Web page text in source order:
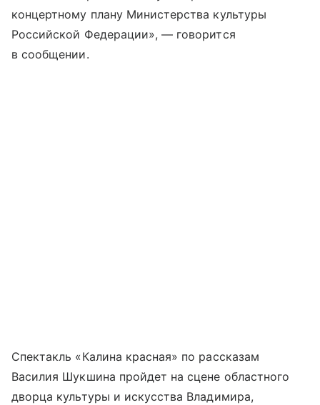
концертному плану Министерства культуры
Российской Федерации», — говорится
в сообщении.
Спектакль «Калина красная» по рассказам
Василия Шукшина пройдет на сцене областного
дворца культуры и искусства Владимира,